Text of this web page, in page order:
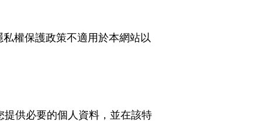
權保護政策不適用於本網站以
供必要的個人資料，並在該特